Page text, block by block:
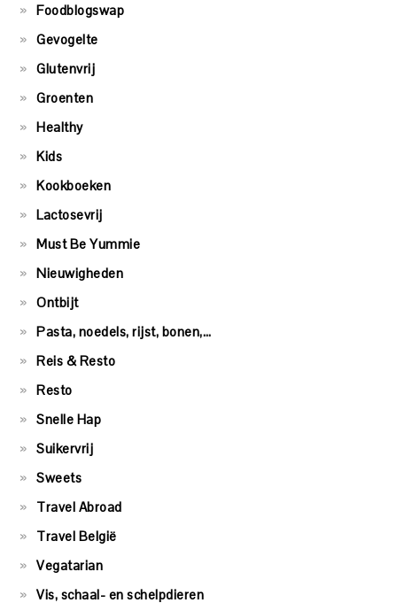
Foodblogswap
Gevogelte
Glutenvrij
Groenten
Healthy
Kids
Kookboeken
Lactosevrij
Must Be Yummie
Nieuwigheden
Ontbijt
Pasta, noedels, rijst, bonen,…
Reis & Resto
Resto
Snelle Hap
Suikervrij
Sweets
Travel Abroad
Travel België
Vegatarian
Vis, schaal- en schelpdieren